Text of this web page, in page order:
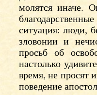
молятся иначе.
ситуация: люди,
зловонии и
просьб об
настолько
время, не просят
поведение